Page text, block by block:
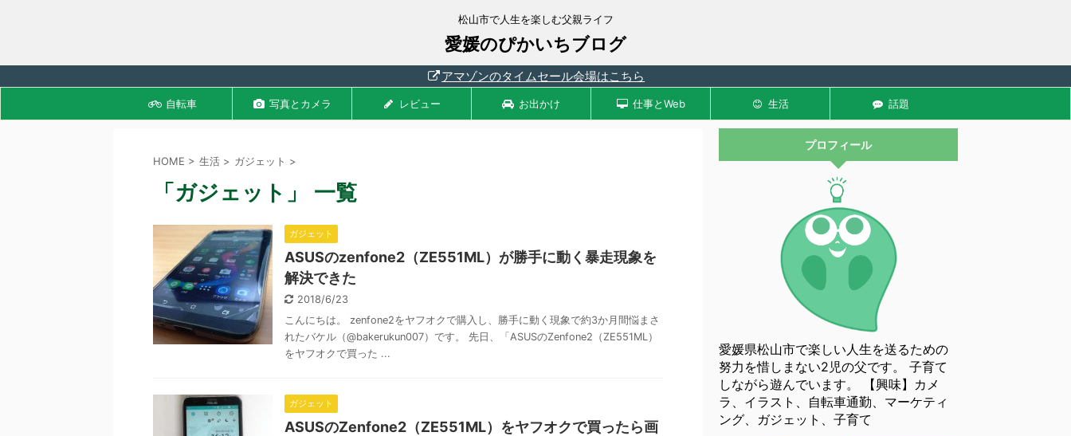
松山市で人生を楽しむ父親ライフ
愛媛のぴかいちブログ
アマゾンのタイムセール会場はこちら
自転車 写真とカメラ レビュー お出かけ 仕事とWeb 生活 話題
HOME > 生活 > ガジェット >
「ガジェット」 一覧
ガジェット
ASUSのzenfone2（ZE551ML）が勝手に動く暴走現象を
解決できた
2018/6/23
こんにちは。 zenfone2をヤフオクで購入し、勝手に動く現象で約3か月間悩まさ
れたバケル（@bakerukun007）です。 先日、「ASUSのZenfone2（ZE551ML）
をヤフオクで買った ...
ガジェット
ASUSのZenfone2（ZE551ML）をヤフオクで買ったら画
プロフィール
愛媛県松山市で楽しい人生を送るための
努力を惜しまない2児の父です。 子育て
しながら遊んでいます。 【興味】カメ
ラ、イラスト、自転車通勤、マーケティ
ング、ガジェット、子育て